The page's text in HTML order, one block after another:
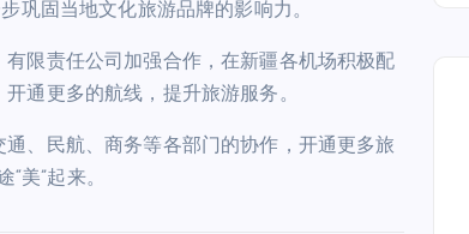
巩固当地文化旅游品牌的影响力。
限责任公司加强合作，在新疆各机场积极配
通更多的航线，提升旅游服务。
、民航、商务等各部门的协作，开通更多旅
美”起来。